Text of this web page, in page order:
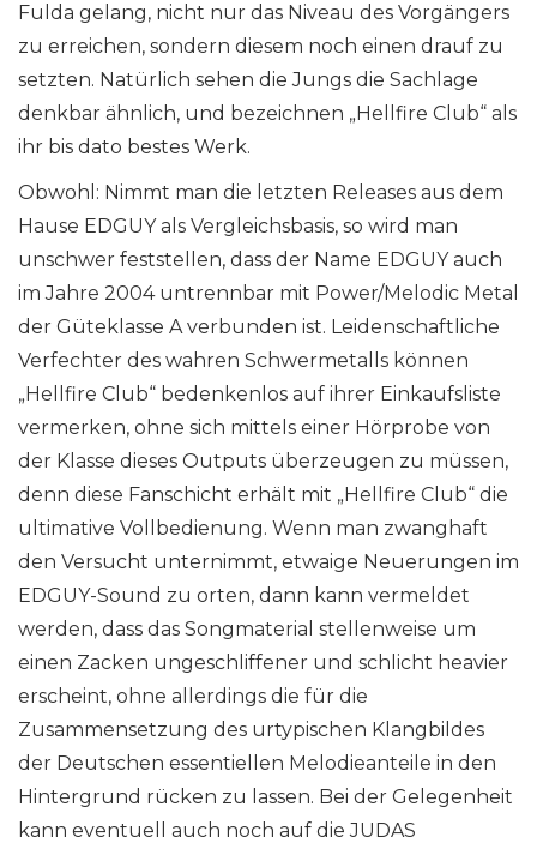
Fulda gelang, nicht nur das Niveau des Vorgängers
zu erreichen, sondern diesem noch einen drauf zu
setzten. Natürlich sehen die Jungs die Sachlage
denkbar ähnlich, und bezeichnen „Hellfire Club“ als
ihr bis dato bestes Werk.
Obwohl: Nimmt man die letzten Releases aus dem
Hause EDGUY als Vergleichsbasis, so wird man
unschwer feststellen, dass der Name EDGUY auch
im Jahre 2004 untrennbar mit Power/Melodic Metal
der Güteklasse A verbunden ist. Leidenschaftliche
Verfechter des wahren Schwermetalls können
„Hellfire Club“ bedenkenlos auf ihrer Einkaufsliste
vermerken, ohne sich mittels einer Hörprobe von
der Klasse dieses Outputs überzeugen zu müssen,
denn diese Fanschicht erhält mit „Hellfire Club“ die
ultimative Vollbedienung. Wenn man zwanghaft
den Versucht unternimmt, etwaige Neuerungen im
EDGUY-Sound zu orten, dann kann vermeldet
werden, dass das Songmaterial stellenweise um
einen Zacken ungeschliffener und schlicht heavier
erscheint, ohne allerdings die für die
Zusammensetzung des urtypischen Klangbildes
der Deutschen essentiellen Melodieanteile in den
Hintergrund rücken zu lassen. Bei der Gelegenheit
kann eventuell auch noch auf die JUDAS